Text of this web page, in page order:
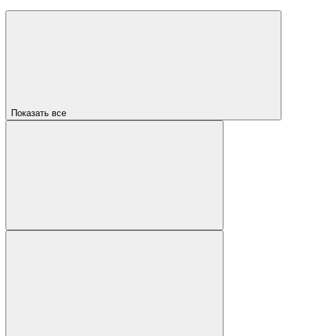
Показать все